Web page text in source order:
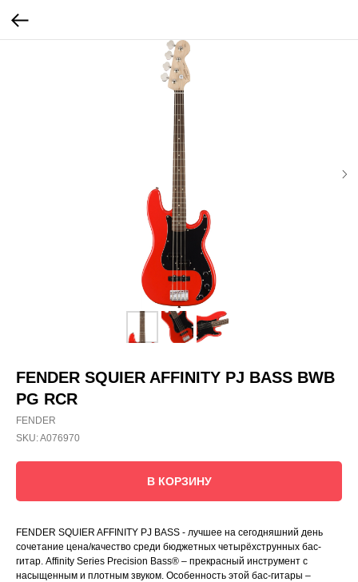
FENDER SQUIER AFFINITY PJ BASS BWB
PG RCR
FENDER
SKU:A076970
В КОРЗИНУ
FENDER SQUIER AFFINITY PJ BASS - лучшее на сегодняшний день
сочетание цена/качество среди бюджетных четырёхструнных бас-
гитар. Affinity Series Precision Bass® – прекрасный инструмент с
насыщенным и плотным звуком. Особенность этой бас-гитары –